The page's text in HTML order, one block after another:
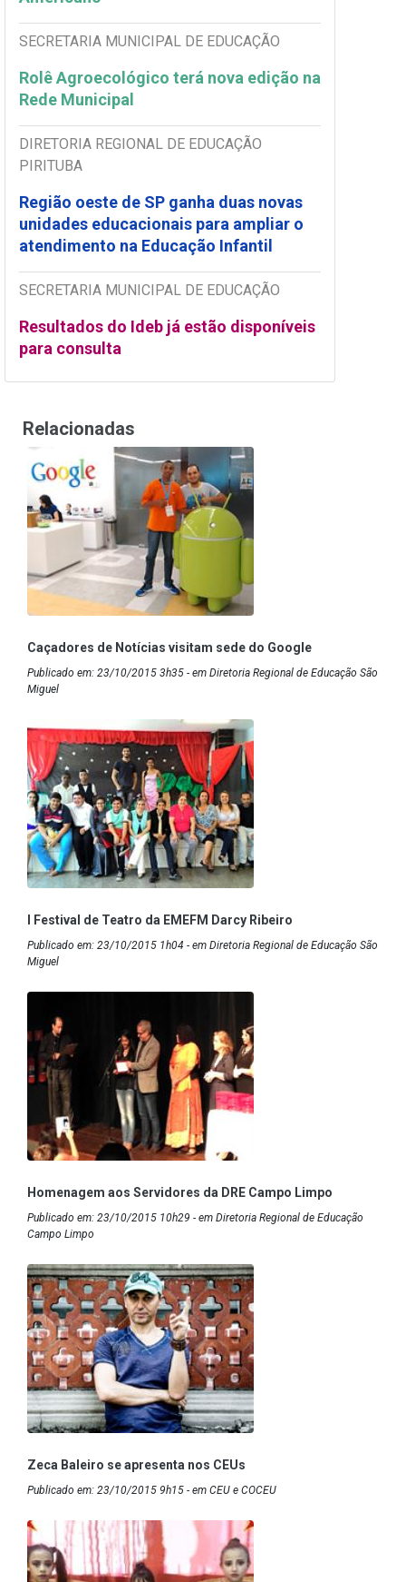
SECRETARIA MUNICIPAL DE EDUCAÇÃO
Rolê Agroecológico terá nova edição na
Rede Municipal
DIRETORIA REGIONAL DE EDUCAÇÃO
PIRITUBA
Região oeste de SP ganha duas novas
unidades educacionais para ampliar o
atendimento na Educação Infantil
SECRETARIA MUNICIPAL DE EDUCAÇÃO
Resultados do Ideb já estão disponíveis
para consulta
Relacionadas
Caçadores de Notícias visitam sede do Google
Publicado em: 23/10/2015 3h35 - em Diretoria Regional de Educação São
Miguel
I Festival de Teatro da EMEFM Darcy Ribeiro
Publicado em: 23/10/2015 1h04 - em Diretoria Regional de Educação São
Miguel
Homenagem aos Servidores da DRE Campo Limpo
Publicado em: 23/10/2015 10h29 - em Diretoria Regional de Educação
Campo Limpo
Zeca Baleiro se apresenta nos CEUs
Publicado em: 23/10/2015 9h15 - em CEU e COCEU